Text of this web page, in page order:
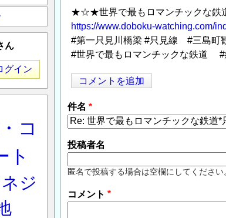
★☆★世界で最もロマンチックな鉄
https://www.doboku-watching.com/
#第一只見川橋梁 #只見線 #三島
#世界で最もロマンチックな鉄道
コメントを追加
件名
投稿者名
匿名で投稿する場合は空欄にしてください
コメント
ん
グイン
コ
ト
ジ